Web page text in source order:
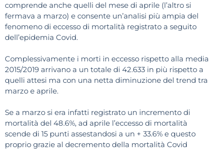
comprende anche quelli del mese di aprile (l’altro si
fermava a marzo) e consente un’analisi più ampia del
fenomeno di eccesso di mortalità registrato a seguito
dell’epidemia Covid.
Complessivamente i morti in eccesso rispetto alla media
2015/2019 arrivano a un totale di 42.633 in più rispetto a
quelli attesi ma con una netta diminuzione del trend tra
marzo e aprile.
Se a marzo si era infatti registrato un incremento di
mortalità del 48.6%, ad aprile l’eccesso di mortalità
scende di 15 punti assestandosi a un + 33.6% e questo
proprio grazie al decremento della mortalità Covid